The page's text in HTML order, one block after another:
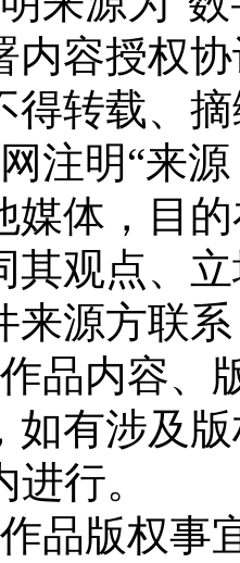
内容授权
得转载、
注明“来
媒体，目
其观点、
来源方联
品内容、
如有涉及
行。
品版权事